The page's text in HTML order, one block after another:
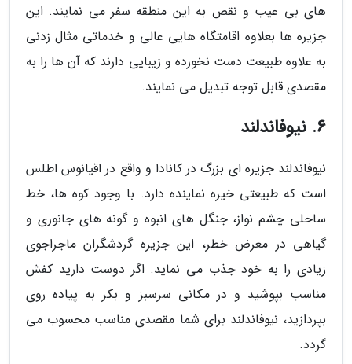
های بی عیب و نقص به این منطقه سفر می نمایند. این
جزیره ها بعلاوه اقامتگاه هایی عالی و خدماتی مثال زدنی
به علاوه طبیعت دست نخورده و زیبایی دارند که آن ها را به
مقصدی قابل توجه تبدیل می نمایند.
6. نیوفاندلند
نیوفاندلند جزیره ای بزرگ در کانادا و واقع در اقیانوس اطلس
است که طبیعتی خیره نماینده دارد. با وجود کوه ها، خط
ساحلی چشم نواز، جنگل های انبوه و گونه های جانوری و
گیاهی در معرض خطر، این جزیره گردشگران ماجراجوی
زیادی را به خود جذب می نماید. اگر دوست دارید کفش
مناسب بپوشید و در مکانی سرسبز و بکر به پیاده روی
بپردازید، نیوفاندلند برای شما مقصدی مناسب محسوب می
گردد.